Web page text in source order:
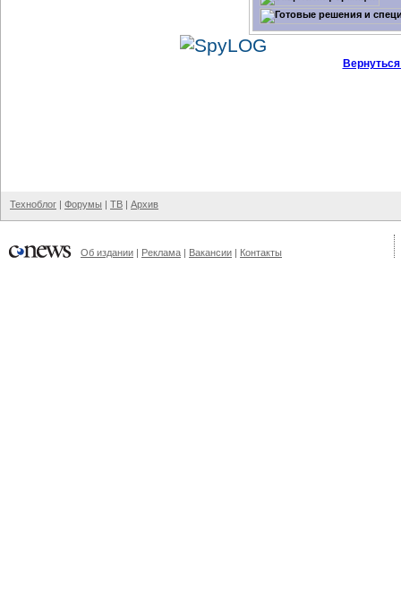
Техноблог | Форумы | ТВ | Архив
Об издании | Реклама | Вакансии | Контакты